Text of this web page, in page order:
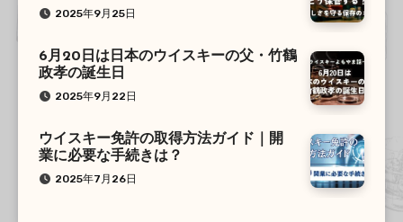
2025年9月25日
6月20日は日本のウイスキーの父・竹鶴
政孝の誕生日
2025年9月22日
ウイスキー免許の取得方法ガイド｜開
業に必要な手続きは？
2025年7月26日